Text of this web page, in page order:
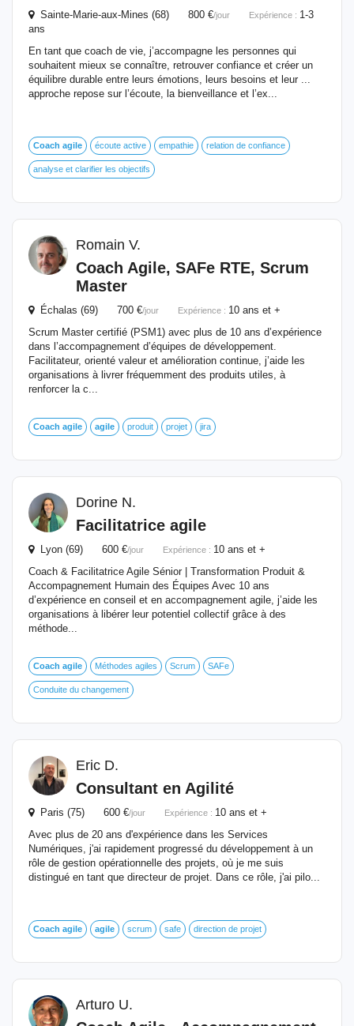
Sainte-Marie-aux-Mines (68) 800 €/jour Expérience : 1-3
ans
En tant que coach de vie, j’accompagne les personnes qui
souhaitent mieux se connaître, retrouver confiance et créer un
équilibre durable entre leurs émotions, leurs besoins et leur ...
approche repose sur l’écoute, la bienveillance et l’ex...
Coach agile écoute active empathie relation de confiance
analyse et clarifier les objectifs
Romain V.
Coach Agile, SAFe RTE, Scrum
Master
Échalas (69) 700 €/jour Expérience : 10 ans et +
Scrum Master certifié (PSM1) avec plus de 10 ans d’expérience
dans l’accompagnement d’équipes de développement.
Facilitateur, orienté valeur et amélioration continue, j’aide les
organisations à livrer fréquemment des produits utiles, à
renforcer la c...
Coach agile agile produit projet jira
Dorine N.
Facilitatrice agile
Lyon (69) 600 €/jour Expérience : 10 ans et +
Coach & Facilitatrice Agile Sénior | Transformation Produit &
Accompagnement Humain des Équipes Avec 10 ans
d’expérience en conseil et en accompagnement agile, j’aide les
organisations à libérer leur potentiel collectif grâce à des
méthode...
Coach agile Méthodes agiles Scrum SAFe
Conduite du changement
Eric D.
Consultant en Agilité
Paris (75) 600 €/jour Expérience : 10 ans et +
Avec plus de 20 ans d'expérience dans les Services
Numériques, j'ai rapidement progressé du développement à un
rôle de gestion opérationnelle des projets, où je me suis
distingué en tant que directeur de projet. Dans ce rôle, j'ai pilo...
Coach agile agile scrum safe direction de projet
Arturo U.